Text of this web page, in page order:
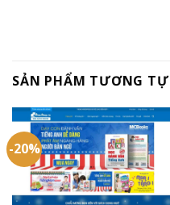
SẢN PHẨM TƯƠNG TỰ
-20%